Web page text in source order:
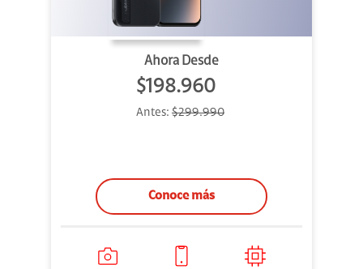
Ahora Desde
$198.960
Antes: $299.990
Conoce más